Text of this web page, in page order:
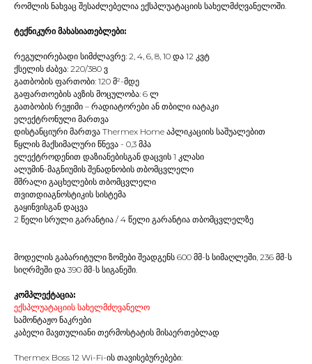
რომლის ნახვაც შესაძლებელია ექსპლუატაციის სახელმძღვანელოში.
ტექნიკური მახასიათებლები:
რეგულირებადი სიმძლავრე: 2, 4, 6, 8, 10 და 12 კვტ
ქსელის ძაბვა: 220/380 ვ
გათბობის ფართობი: 120 მ²-მდე
გაფართოების ავზის მოცულობა: 6 ლ
გათბობის რეჟიმი – რადიატორები ან თბილი იატაკი
ელექტრონული მართვა
დისტანციური მართვა Thermex Home აპლიკაციის საშუალებით
წყლის მაქსიმალური წნევა - 0,3 მპა
ელექტროდენით დაზიანებისგან დაცვის 1 კლასი
ალუმინ-მაგნიუმის შენადნობის თბომცვლელი
მშრალი გაცხელების თბომცვლელი
თვითდიაგნოსტიკის სისტემა
გაყინვისგან დაცვა
2 წელი სრული გარანტია / 4 წელი გარანტია თბომცვლელზე
მოდელის გაბარიტული ზომები შეადგენს 600 მმ-ს სიმაღლეში, 236 მმ-ს
სიღრმეში და 390 მმ-ს სიგანეში.
კომპლექტაცია:
ექსპლუატაციის სახელმძღვანელო
სამონტაჟო ნაკრები
კაბელი მავთულიანი თერმოსტატის მისაერთებლად
Thermex Boss 12 Wi-Fi-ის თავისებურებები: